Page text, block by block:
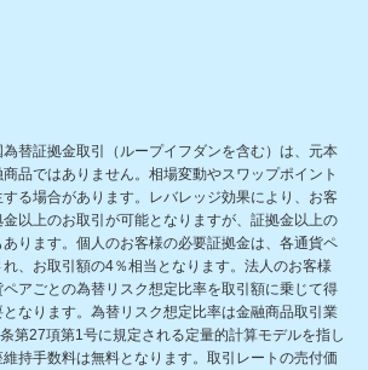
替証拠金取引（ループイフダンを含む）は、元本
品ではありません。相場変動やスワップポイント
る場合があります。レバレッジ効果により、お客
以上のお取引が可能となりますが、証拠金以上の
ります。個人のお客様の必要証拠金は、各通貨ペ
、お取引額の4％相当となります。法人のお客様
アごとの為替リスク想定比率を取引額に乗じて得
なります。為替リスク想定比率は金融商品取引業
第27項第1号に規定される定量的計算モデルを指し
持手数料は無料となります。取引レートの売付価